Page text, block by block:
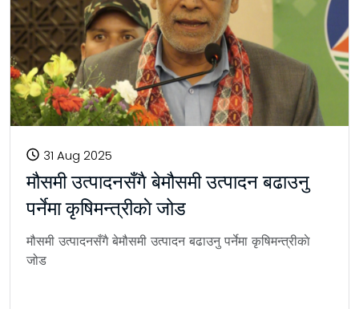
31 Aug 2025
मौसमी उत्पादनसँगै बेमौसमी उत्पादन बढाउनु
पर्नेमा कृषिमन्त्रीकाे जोड
मौसमी उत्पादनसँगै बेमौसमी उत्पादन बढाउनु पर्नेमा कृषिमन्त्रीकाे
जोड